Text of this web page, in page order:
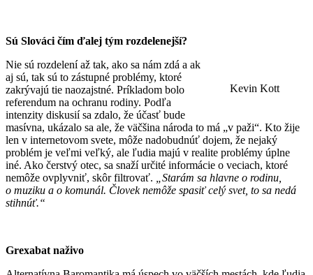
Sú Slováci čím ďalej tým rozdelenejší?
Kevin Kott
Nie sú rozdelení až tak, ako sa nám zdá a ak
aj sú, tak sú to zástupné problémy, ktoré
zakrývajú tie naozajstné. Príkladom bolo
referendum na ochranu rodiny. Podľa
intenzity diskusií sa zdalo, že účasť bude
masívna, ukázalo sa ale, že väčšina národa to má „v paži“. Kto žije
len v internetovom svete, môže nadobudnúť dojem, že nejaký
problém je veľmi veľký, ale ľudia majú v realite problémy úplne
iné. Ako čerstvý otec, sa snaží určité informácie o veciach, ktoré
nemôže ovplyvniť, skôr filtrovať.
„Starám sa hlavne o rodinu,
o muziku a o komunál. Človek nemôže spasiť celý svet, to sa nedá
stihnúť.“
Grexabat naživo